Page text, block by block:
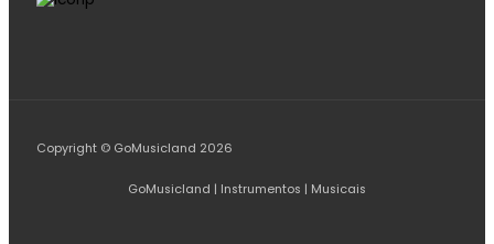
Copyright © GoMusicland 2026
GoMusicland | Instrumentos | Musicais